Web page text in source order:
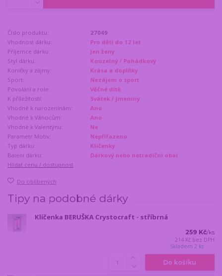
Číslo produktu:
27049
Vhodnost dárku:
Pro děti do 12 let
Příjemce dárku:
Jen ženy
Styl dárku:
Kouzelný / Pohádkový
Koníčky a zájmy:
Krása a doplňky
Sport:
Nezájem o sport
Povolání a role:
Věčné dítě
K příležitosti:
Svátek / Jmeniny
Vhodné k narozeninám:
Ano
Vhodné k Vánocům:
Ano
Vhodné k Valentýnu:
Ne
Parametr Motiv:
Nepřiřazeno
Typ dárku:
Klíčenky
Balení dárku:
Dárkový nebo netradiční obal
Hlídat cenu / dostupnost
Do oblíbených
Tipy na podobné dárky
Klíčenka BERUŠKA Crystocraft - stříbrná
259 Kč/ks
214 Kč bez DPH
Skladem 2 ks
Do košíku